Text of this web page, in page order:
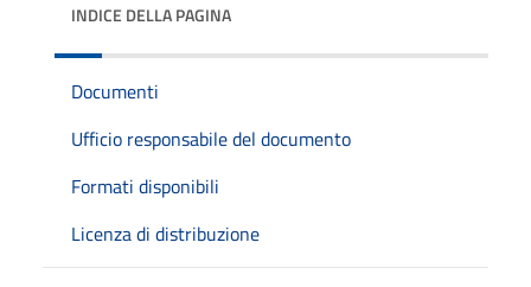
INDICE DELLA PAGINA
Documenti
Ufficio responsabile del documento
Formati disponibili
Licenza di distribuzione